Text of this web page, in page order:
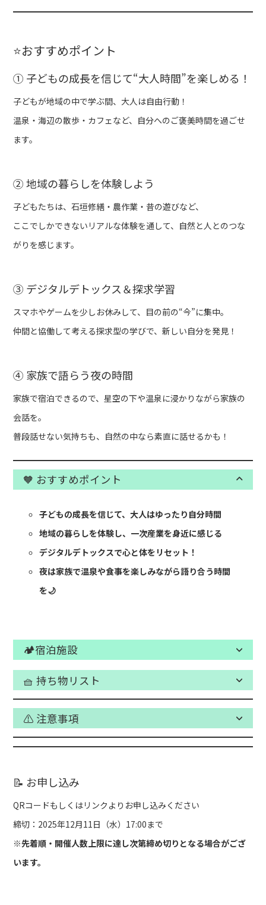
⭐️おすすめポイント
① 子どもの成長を信じて“大人時間”を楽しめる！
子どもが地域の中で学ぶ間、大人は自由行動！
温泉・海辺の散歩・カフェなど、自分へのご褒美時間を過ごせ
ます。
② 地域の暮らしを体験しよう
子どもたちは、石垣修繕・農作業・昔の遊びなど、
ここでしかできないリアルな体験を通して、自然と人とのつな
がりを感じます。
③ デジタルデトックス＆探求学習
スマホやゲームを少しお休みして、目の前の“今”に集中。
仲間と協働して考える探求型の学びで、新しい自分を発見！
④ 家族で語らう夜の時間
家族で宿泊できるので、星空の下や温泉に浸かりながら家族の
会話を。
普段話せない気持ちも、自然の中なら素直に話せるかも！
🧡 おすすめポイント
子どもの成長を信じて、大人はゆったり自分時間
地域の暮らしを体験し、一次産業を身近に感じる
デジタルデトックスで心と体をリセット！
夜は家族で温泉や食事を楽しみながら語り合う時間
を🌙
🏕️宿泊施設
🧺 持ち物リスト
⚠️ 注意事項
📝 お申し込み
QRコードもしくはリンクよりお申し込みください
締切：2025年12月11日（水）17:00まで
※先着順・開催人数上限に達し次第締め切りとなる場合がござ
います。